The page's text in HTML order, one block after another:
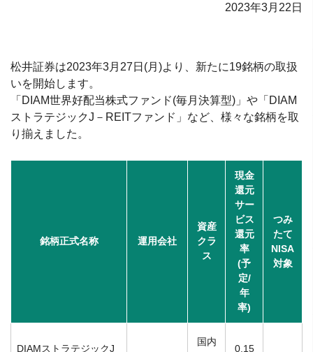
2023年3月22日
松井証券は2023年3月27日(月)より、新たに19銘柄の取扱
いを開始します。
「DIAM世界好配当株式ファンド(毎月決算型)」や「DIAM
ストラテジックJ－REITファンド」など、様々な銘柄を取
り揃えました。
銘柄正式名称 運用会社
資産
クラ
ス
現金
還元
サー
ビス
還元
率
(予
定/
年
率)
つみ
たて
NISA
対象
DIAMストラテジックJ
国内
0.15